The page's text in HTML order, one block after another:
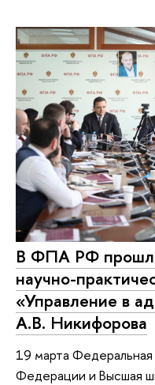
В ФПА РФ
научно-
«Управление в
А.В. Никифорова
19 марта Федеральная
Федерации и Высшая